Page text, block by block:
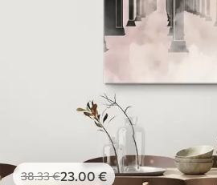
38.33€23.00 €